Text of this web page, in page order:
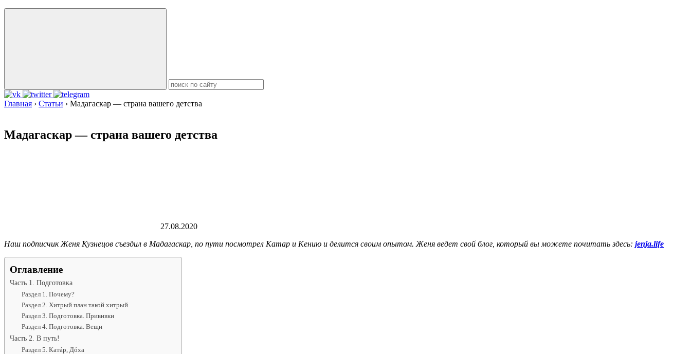
Главная › Статьи › Мадагаскар — страна вашего детства
Мадагаскар — страна вашего детства
27.08.2020
Наш подписчик Женя Кузнецов съездил в Мадагаскар, по пути посмотрел Катар и Кению и делится своим опытом. Женя ведет свой блог, который вы можете почитать здесь: jenja.life
Оглавление
Часть 1. Подготовка
Раздел 1. Почему?
Раздел 2. Хитрый план такой хитрый
Раздел 3. Подготовка. Прививки
Раздел 4. Подготовка. Вещи
Часть 2. В путь!
Раздел 5. Катáр, Дóха